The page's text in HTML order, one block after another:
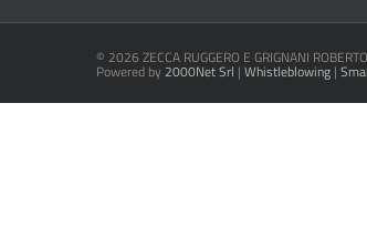
© 2026 ZECCA RUGGERO E GRIGNANI
Powered by 2000Net Srl | Whistleblowing |